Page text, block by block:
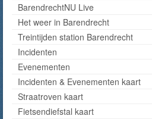
BarendrechtNU Live
Het weer in Barendrecht
Treintijden station Barendrecht
Incidenten
Evenementen
Incidenten & Evenementen kaart
Straatroven kaart
Fietsendiefstal kaart